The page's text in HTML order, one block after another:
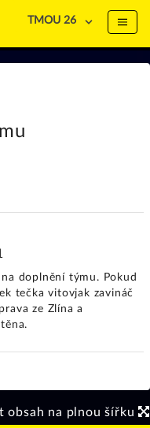
TMOU 26
doplnění týmu. Pokud
tečka vitovjak zavináč
ze Zlína a
obsah na plnou šířku